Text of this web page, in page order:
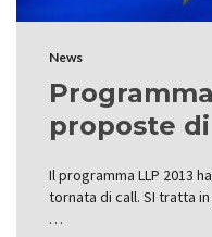
News
proposte di
Il programma LLP 2013
tornata di call. SI tratta
…